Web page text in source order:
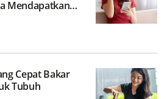
Mendapatkan
yang Optimal?
Cepat Bakar
Tubuh